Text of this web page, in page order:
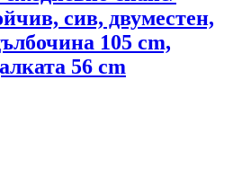
сив, двуместен,
105 cm,
56 cm